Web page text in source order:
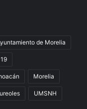
de Morelia
Morelia
UMSNH